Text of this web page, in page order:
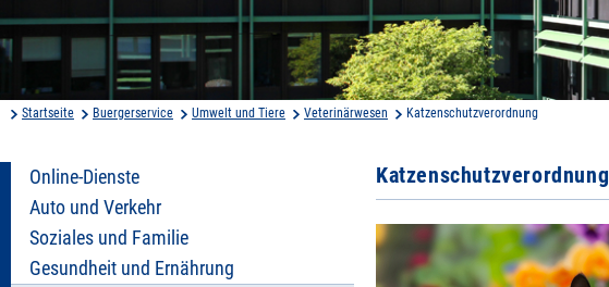
Startseite Buergerservice Umwelt und Tiere Veterinärwesen Katzenschutzverordnung
Online-Dienste
Auto und Verkehr
Soziales und Familie
Gesundheit und Ernährung
Katzenschutzverordnung